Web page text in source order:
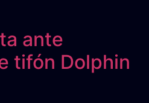
ante
tifón Dolphin